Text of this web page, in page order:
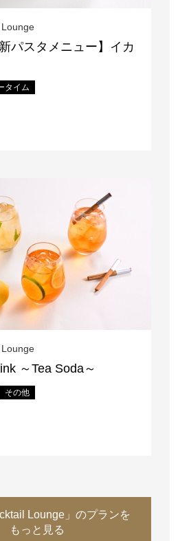
パスタメニュー】イカ
タイム
～Tea Soda～
その他
Lounge」のプランを
もっと見る